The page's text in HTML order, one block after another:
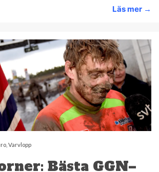
Läs mer →
,Varvlopp
Bästa GGN–